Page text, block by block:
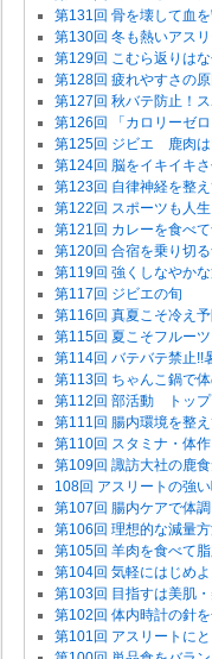
第131回 骨を壊して血
第130回 冬も熱いアスリ
第129回 こむら返りは
第128回 疲れやすさの原
第127回 秋バテ防止！
第126回 「カロリーゼ
第125回 ジビエ 鹿肉は
第124回 脳をイキイキ
第123回 自律神経を整
第122回 スポーツも人
第121回 カレーを食べ
第120回 合宿を乗り切
第119回 強くしなやか
第117回 ジビエの旬
第116回 真夏こそ冷え
第115回 夏こそフルー
第114回 バテバテ禁止!!
第113回 ちゃんこ鍋で
第112回 部活動 トップ
第111回 腸内環境を整
第110回 スタミナ・体
第109回 諏訪大社の鹿
108回 アスリートの強
第107回 腸内ケアで体
第106回 理想的な減量
第105回 羊肉を食べて
第104回 気軽にはじめ
第103回 目指すは美肌
第102回 体内時計の針
第101回 アスリートに